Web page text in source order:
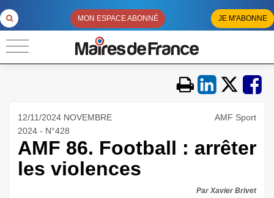
MON ESPACE ABONNÉ JE M'ABONNE
12/11/2024 NOVEMBRE
2024 - N°428
AMF Sport
AMF 86. Football : arrêter
les violences
Par Xavier Brivet